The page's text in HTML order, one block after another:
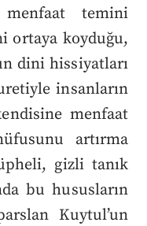
temini
ortaya koyduğu,
dini hissiyatları
insanların
menfaat
artırma
gizli tanık
bu hususların
Kuytul’un